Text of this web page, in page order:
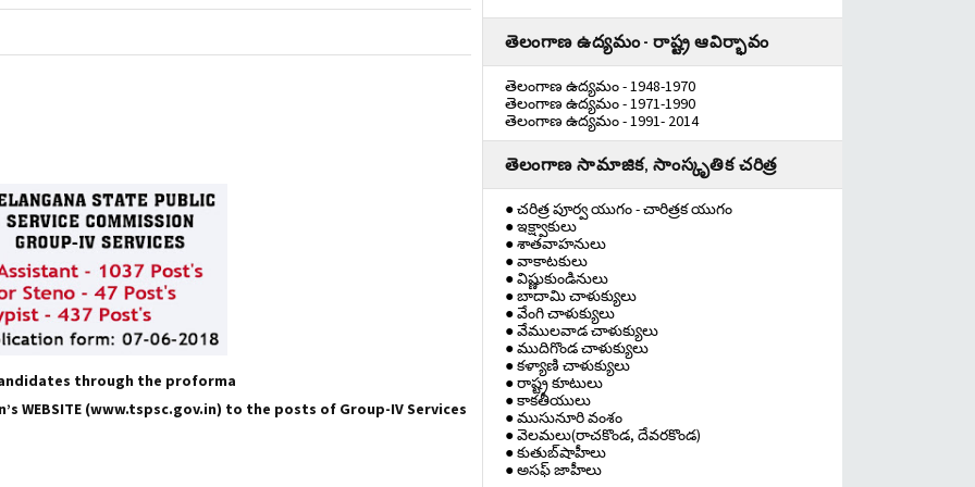
through the proforma
WEBSITE (www.tspsc.gov.in) to the posts of Group-IV Services
తెలంగాణ ఉద్యమం - రాష్ట్ర ఆవిర్భావం
తెలంగాణ ఉద్యమం - 1948-1970
తెలంగాణ ఉద్యమం - 1971-1990
తెలంగాణ ఉద్యమం - 1991- 2014
తెలంగాణ సామాజిక, సాంస్కృతిక చరిత్ర
● చరిత్ర పూర్వ యుగం - చారిత్రక యుగం
● ఇక్ష్వాకులు
● శాతవాహనులు
● వాకాటకులు
● విష్ణుకుండినులు
● బాదామి చాళుక్యులు
● వేంగి చాళుక్యులు
● వేములవాడ చాళుక్యులు
● ముదిగొండ చాళుక్యులు
● కళ్యాణి చాళుక్యులు
● రాష్ట్ర కూటులు
● కాకతీయులు
● ముసునూరి వంశం
● వెలమలు(రాచకొండ, దేవరకొండ)
● కుతుబ్‌షాహీలు
● అసఫ్ జాహీలు